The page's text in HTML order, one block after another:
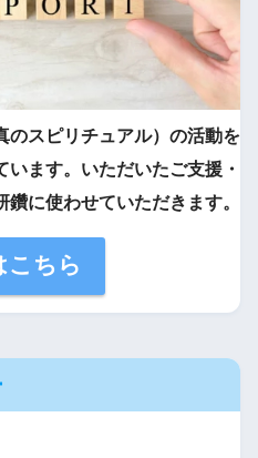
のスピリチュアル）の活動を
ます。いただいたご支援・
に使わせていただきます。
こちら